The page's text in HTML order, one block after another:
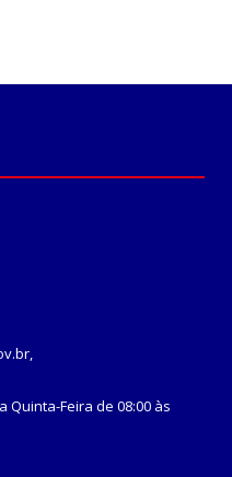
Feira de 08:00 às